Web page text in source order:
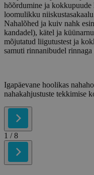
hõõrdumine ja kokkupuude
loomulikku
Nahalõhed ja kuiv nahk
kandadel), kätel ja
mõjutatud liigutustest ja
samuti rinnanibudel rinnaga
Igapäevane hoolikas
nahakahjustuste tekkimise
1 / 8